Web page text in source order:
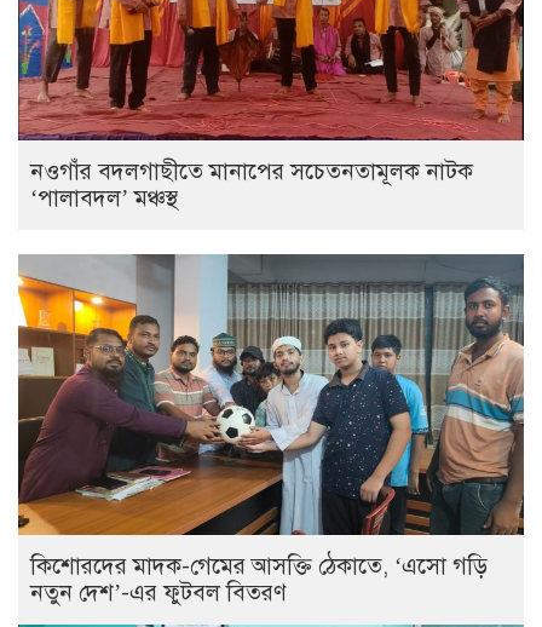
নওগাঁর বদলগাছীতে মানাপের সচেতনতামূলক নাটক
‘পালাবদল’ মঞ্চস্থ
কিশোরদের মাদক-গেমের আসক্তি ঠেকাতে, ‘এসো গড়ি
নতুন দেশ’-এর ফুটবল বিতরণ